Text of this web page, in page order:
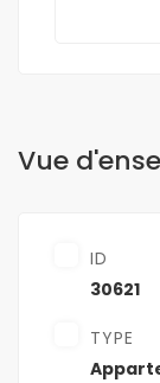
Vue
ID
30621
TYPE